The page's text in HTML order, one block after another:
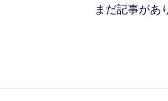
まだ記事があ